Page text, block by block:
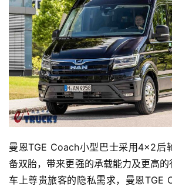
曼恩TGE Coach小型巴士采用4×2后
备双胎，带来更强的承载能力及更高的
车上尊贵旅客的隐私需求，曼恩TGE